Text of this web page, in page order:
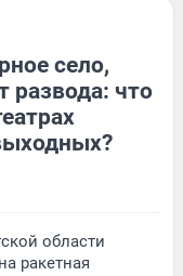
село,
развода: что
области
ракетная